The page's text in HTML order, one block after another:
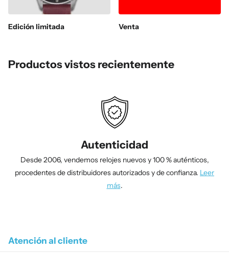
Edición limitada Venta
Productos vistos recientemente
Autenticidad
Desde 2006, vendemos relojes nuevos y 100 % auténticos,
procedentes de distribuidores autorizados y de confianza. Leer
más.
Atención al cliente